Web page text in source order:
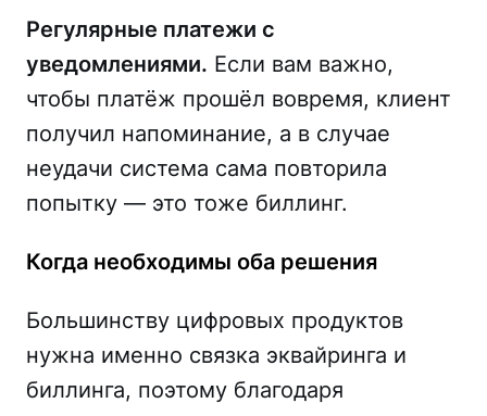
Регулярные платежи с
уведомлениями. Если вам важно,
чтобы платёж прошёл вовремя, клиент
получил напоминание, а в случае
неудачи система сама повторила
попытку — это тоже биллинг.
Когда необходимы оба решения
Большинству цифровых продуктов
нужна именно связка эквайринга и
биллинга, поэтому благодаря